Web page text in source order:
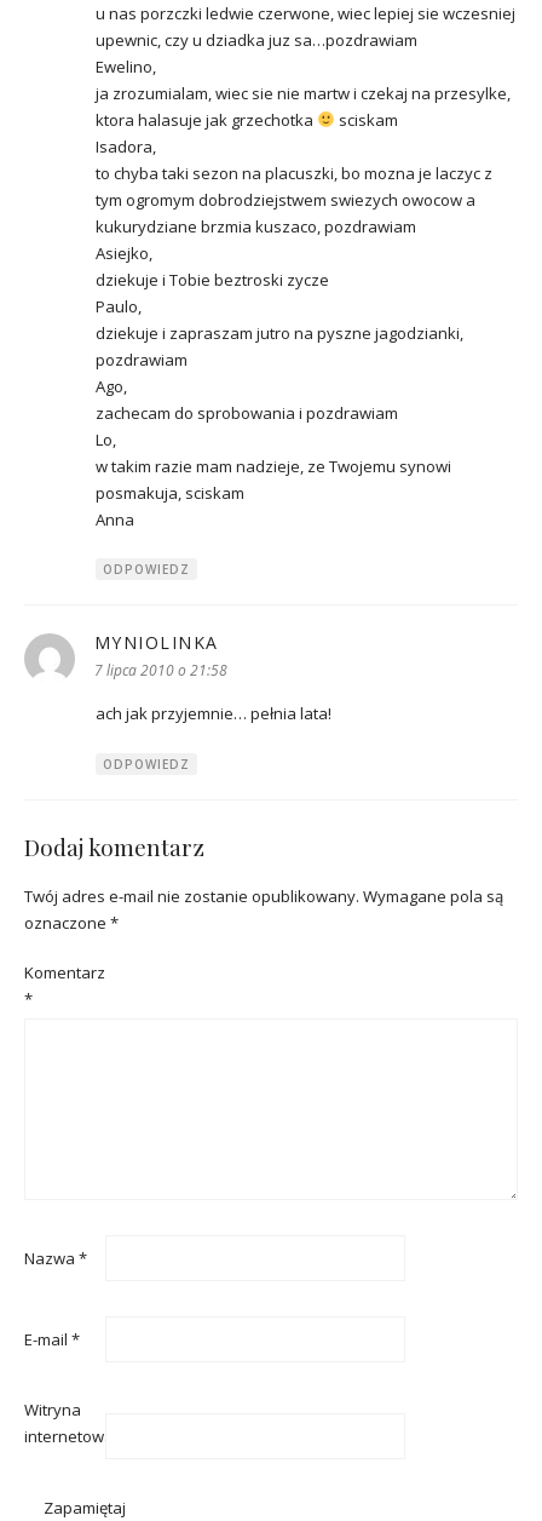
u nas porzczki ledwie czerwone, wiec lepiej sie wczesniej
upewnic, czy u dziadka juz sa…pozdrawiam
Ewelino,
ja zrozumialam, wiec sie nie martw i czekaj na przesylke,
ktora halasuje jak grzechotka
sciskam
Isadora,
to chyba taki sezon na placuszki, bo mozna je laczyc z
tym ogromym dobrodziejstwem swiezych owocow a
kukurydziane brzmia kuszaco, pozdrawiam
Asiejko,
dziekuje i Tobie beztroski zycze
Paulo,
dziekuje i zapraszam jutro na pyszne jagodzianki,
pozdrawiam
Ago,
zachecam do sprobowania i pozdrawiam
Lo,
w takim razie mam nadzieje, ze Twojemu synowi
posmakuja, sciskam
Anna
ODPOWIEDZ
MYNIOLINKA
7 lipca 2010 o 21:58
ach jak przyjemnie… pełnia lata!
ODPOWIEDZ
Dodaj komentarz
Twój adres e-mail nie zostanie opublikowany. Wymagane pola są
oznaczone *
Komentarz
*
Nazwa *
E-mail *
Witryna
internetowa
Zapamiętaj